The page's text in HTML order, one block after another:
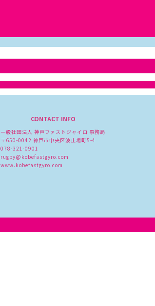
CONTACT INFO
一般社団法人 神戸ファストジャイロ 事務局
〒650-0042 神戸市中央区波止場町5-4
078-321-0901
rugby@kobefastgyro.com
www.kobefastgyro.com